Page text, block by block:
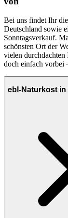
Bei uns findet Ihr
Deutschland sowie
Sonntagsverkauf.
schönsten Ort der
vielen
doch einfach vorbei
ebl-Naturkost in